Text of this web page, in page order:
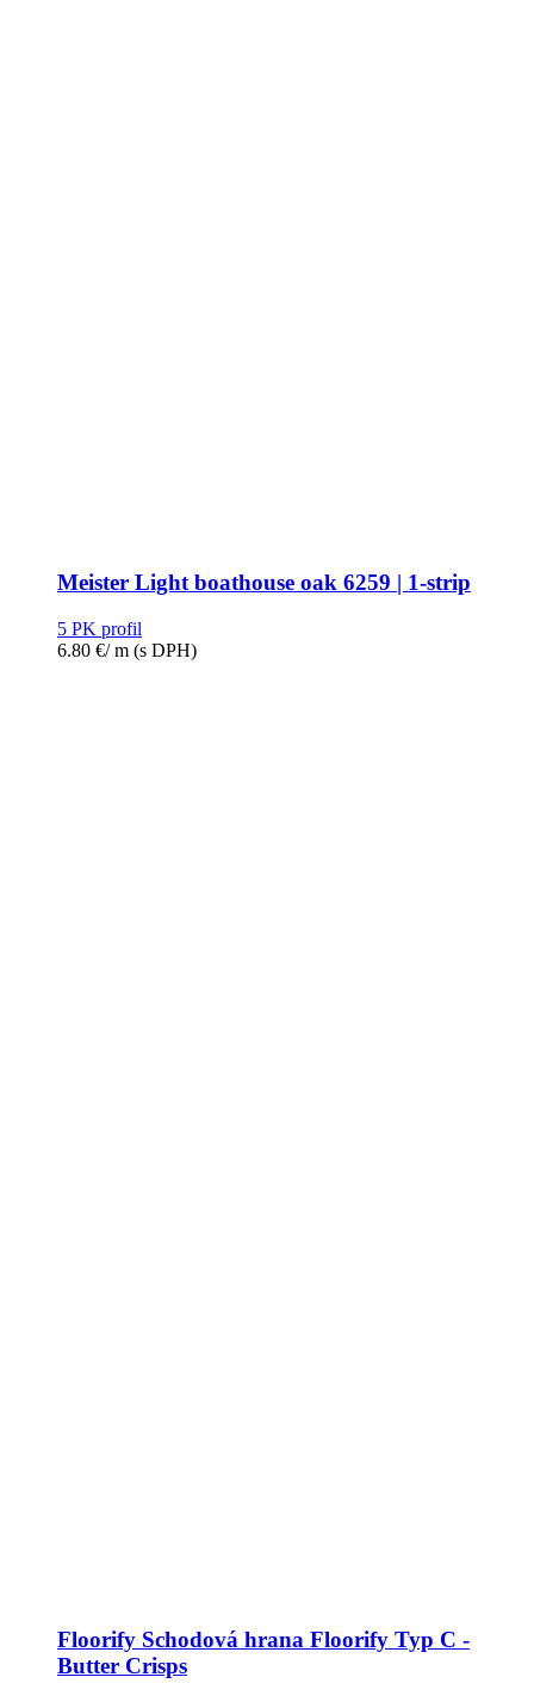
Meister Light boathouse oak 6259 | 1-strip
5 PK profil
6.80 €/ m (s DPH)
Floorify Schodová hrana Floorify Typ C -
Butter Crisps